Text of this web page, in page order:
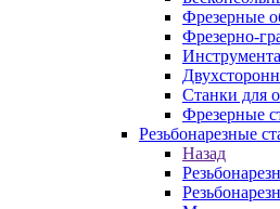
Фрезерные
Фрезерно-
Станки для
Фрезерные
Резьбонарезные
Назад